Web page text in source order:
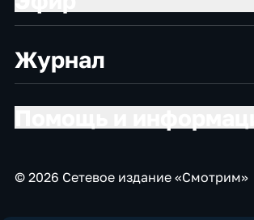
Журнал
© 2026 Сетевое издание «Смотрим»